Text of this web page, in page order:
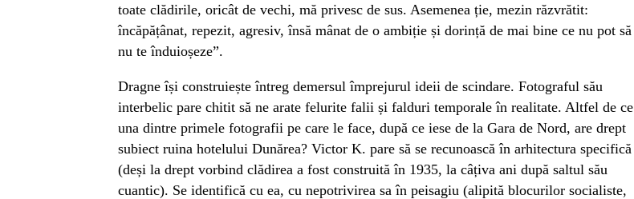
toate clădirile, oricât de vechi, mă privesc de sus. Asemenea ție, mezin răzvrătit:
încăpățânat, repezit, agresiv, însă mânat de o ambiție și dorință de mai bine ce nu pot să
nu te înduioșeze”.
Dragne își construiește întreg demersul împrejurul ideii de scindare. Fotograful său
interbelic pare chitit să ne arate felurite falii și falduri temporale în realitate. Altfel de ce
una dintre primele fotografii pe care le face, după ce iese de la Gara de Nord, are drept
subiect ruina hotelului Dunărea? Victor K. pare să se recunoască în arhitectura specifică
(deși la drept vorbind clădirea a fost construită în 1935, la câțiva ani după saltul său
cuantic). Se identifică cu ea, cu nepotrivirea sa în peisagiu (alipită blocurilor socialiste,